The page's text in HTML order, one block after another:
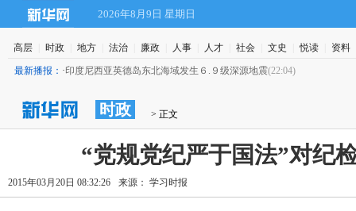
2026年8月9日 星期日
高层 时政 地方 法治 廉政 人事 人才 社会 文史 悦读 资料
最新播报： ·印度尼西亚英德岛东北海域发生６.９级深源地震(22:04)
时政 > 正文
“党规党纪严于国法”对纪
2015年03月20日 08:32:26 来源： 学习时报